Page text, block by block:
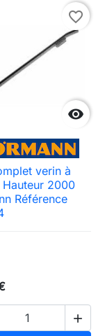

favorite_border
verin à
Hauteur 2000
Référence
